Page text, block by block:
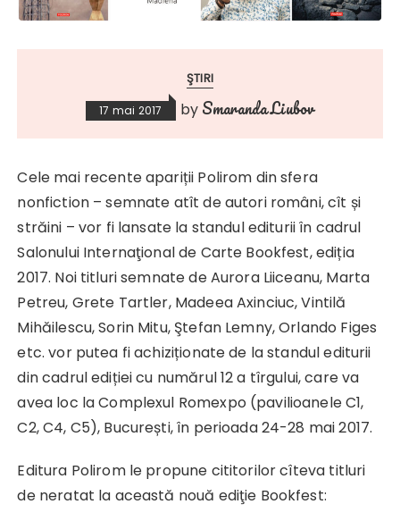
ŞTIRI
17 mai 2017 by Smaranda Liubov
Cele mai recente apariții Polirom din sfera
nonfiction – semnate atît de autori români, cît și
străini – vor fi lansate la standul editurii în cadrul
Salonului Internaţional de Carte Bookfest, ediția
2017. Noi titluri semnate de Aurora Liiceanu, Marta
Petreu, Grete Tartler, Madeea Axinciuc, Vintilă
Mihăilescu, Sorin Mitu, Ştefan Lemny, Orlando Figes
etc. vor putea fi achiziționate de la standul editurii
din cadrul ediției cu numărul 12 a tîrgului, care va
avea loc la Complexul Romexpo (pavilioanele C1,
C2, C4, C5), București, în perioada 24-28 mai 2017.
Editura Polirom le propune cititorilor cîteva titluri
de neratat la această nouă ediţie Bookfest: